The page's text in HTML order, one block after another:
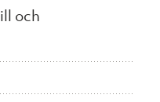
och